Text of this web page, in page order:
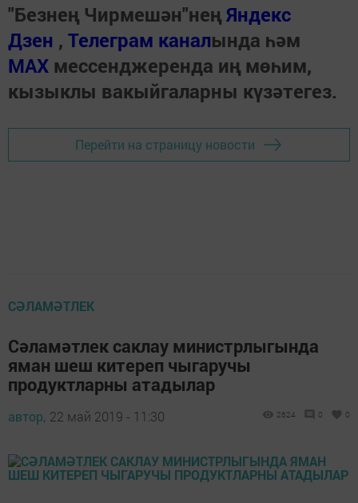
"Безнең Чирмешән"неңЯндекс
Дзен , Телеграм каналында һәм
МАХ мессенджеренда иң мөһим,
кызыклы вакыйгаларны күзәтегез.
Перейти на страницу новости
СӘЛАМӘТЛЕК
Сәламәтлек саклау министрлыгында
яман шеш китереп чыгаручы
продуктларны атадылар
автор, 22 май 2019 - 11:30 2624 0 0